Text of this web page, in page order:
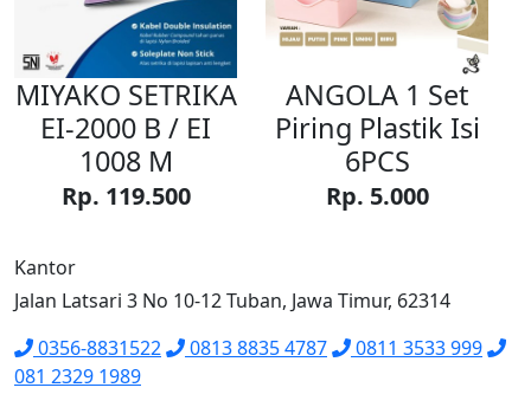
MIYAKO SETRIKA
EI-2000 B / EI
1008 M
Rp. 119.500
ANGOLA 1 Set
Piring Plastik Isi
6PCS
Rp. 5.000
Kantor
Jalan Latsari 3 No 10-12 Tuban, Jawa Timur, 62314
0356-8831522
0813 8835 4787
0811 3533 999
081 2329 1989